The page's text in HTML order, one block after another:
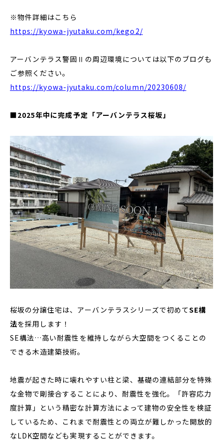
※物件詳細はこちら
https://kyowa-jyutaku.com/kego2/
アーバンテラス警固Ⅱの周辺環境については以下のブログも
ご参照ください。
https://kyowa-jyutaku.com/column/20230608/
■2025年中に完成予定「アーバンテラス桜坂」
桜坂の分譲住宅は、アーバンテラスシリーズで初めてSE構
法を採用します！
SE構法…高い耐震性を維持しながら大空間をつくることの
できる木造建築技術。
地震が起きた時に壊れやすい柱と梁、基礎の連結部分を特殊
な金物で剛接合することにより、耐震性を強化。「許容応力
度計算」という精密な計算方法によって建物の安全性を検証
しているため、これまで耐震性との両立が難しかった開放的
なLDK空間なども実現することができます。